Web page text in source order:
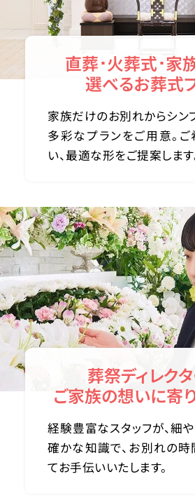
直葬･火葬式･家
選べるお葬式
家族だけのお別れからシン
多彩なプランをご用意。
い、最適な形をご提案します
葬祭ディレク
ご家族の想いに寄
経験豊富なスタッフが、細
確かな知識で、お別れの
てお手伝いいたします。